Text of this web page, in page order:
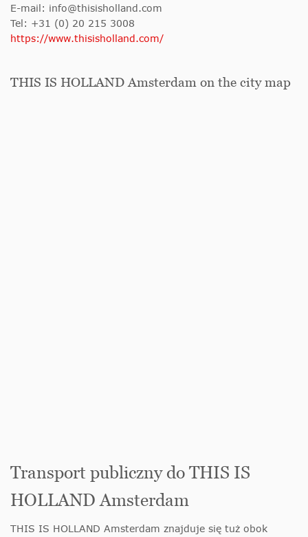
E-mail: info@thisisholland.com
Tel: +31 (0) 20 215 3008
https://www.thisisholland.com/
THIS IS HOLLAND Amsterdam on the city map
Transport publiczny do THIS IS
HOLLAND Amsterdam
THIS IS HOLLAND Amsterdam znajduje się tuż obok